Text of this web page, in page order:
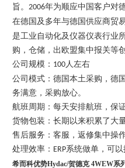
旨。 2006年为顺应中国客户对
在德国及多年与德国供应商贸
是工业自动化及仪器仪表行业
购，仓储，出欧盟集中报关等
公司规模： 100人左右
公司模式：德国本土采购，德
务满意，采购放心。
航班周期：每天安排航班，保
货物包装：长期以来积累了大
售后服务：客服，返修集中操
处理效率： ERP系统做单，可
希而科优势Hydac/贺德克 4WEW系